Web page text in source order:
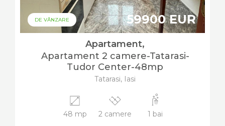
DE VÂNZARE 59900 EUR
Apartament,
Apartament 2 camere-Tatarasi-
Tudor Center-48mp
Tatarasi, Iasi
48 mp 2 camere 1 bai